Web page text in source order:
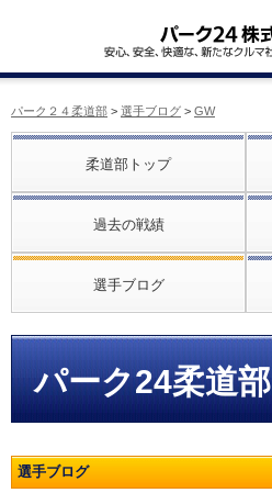
パーク２４柔道部 > 選手ブログ > GW
柔道部トップ
過去の戦績
選手ブログ
パーク24柔道部
選手ブログ